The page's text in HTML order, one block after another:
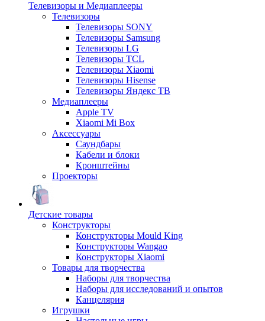
Телевизоры и Медиаплееры
Телевизоры
Телевизоры SONY
Телевизоры Samsung
Телевизоры LG
Телевизоры TCL
Телевизоры Xiaomi
Телевизоры Hisense
Телевизоры Яндекс ТВ
Медиаплееры
Apple TV
Xiaomi Mi Box
Аксессуары
Саундбары
Кабели и блоки
Кронштейны
Проекторы
Детские товары
Конструкторы
Конструкторы Mould King
Конструкторы Wangao
Конструкторы Xiaomi
Товары для творчества
Наборы для творчества
Наборы для исследований и опытов
Канцелярия
Игрушки